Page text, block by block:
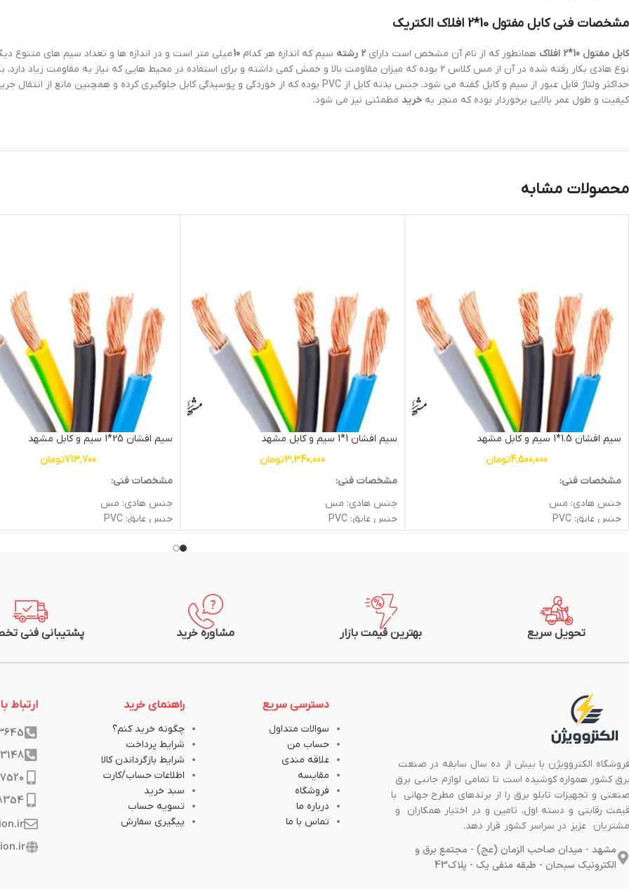
مشخصات فنی کابل مفتول 10*2 افلاک الکتریک
کابل مفتول 10*2 افلاک همانطور که از نام آن مشخص است دارای 2 رشته سیم که اندازه هر کدام 10میلی متر است و در اندازه ها و تعداد سیم های متنوع
حداکثر ولتاژ قابل عبور از سیم و کابل گفته می شود. جنس بدنه کابل از PVC بوده که از خوردگی و پوسیدگی کابل جلوگیری کرده و همچنین مانع از انتقال جریان برق به بیرون می شود. کابل های
کیفیت و طول عمر بالایی برخوردار بوده که منجر به خرید مطمئنی نیز می شود.
محصولات مشابه
سیم افشان 1.5*1 سیم و کابل مشهد
4,500,000تومان
مشخصات فنی:
جنس هادی: مس
جنس عایق: PVC
سطح مقطع (mm2): 1.5
شرکت سازنده: سیم و کابل مشهد
سیم افشان 1*1 سیم و کابل مشهد
3,340,000تومان
مشخصات فنی:
جنس هادی: مس
جنس عایق: PVC
سطح مقطع (mm2): 1
متراژ: 100متر (یک کلاف)
شرکت سازنده: سیم و کابل مشهد
سیم افشان 25*1 سیم و کابل مشهد
713,700تومان
مشخصات فنی:
جنس هادی: مس
جنس عایق: PVC
سطح مقطع (mm2): 25
شرکت سازنده: سیم و کابل مشهد
تحویل سریع بهترین قیمت بازار مشاوره خرید پشتیبانی فنی
الکتروویژن با بیش از ده سال سابقه در صنعت
کشور همواره کوشیده است تا تمامی لوازم جانبی برق
و تجهیزات تابلو برق را از برندهای مطرح جهانی با
رقابتی و دسته اول، تامین و در اختیار همکاران و
عزیز در سراسر کشور قرار دهد.
مشهد - میدان صاحب الزمان (عج) - مجتمع برق و
الکترونیک سبحان - طبقه منفی یک - پلاک43
دسترسی سریع
سوالات متداول
حساب من
علاقه مندی
مقایسه
فروشگاه
درباره ما
تماس با ما
راهنمای خرید
چگونه خرید کنم؟
شرایط پرداخت
شرایط بازگرداندن کالا
اطلاعات حساب/کارت
سبد خرید
تسویه حساب
پیگیری سفارش
ارتباط